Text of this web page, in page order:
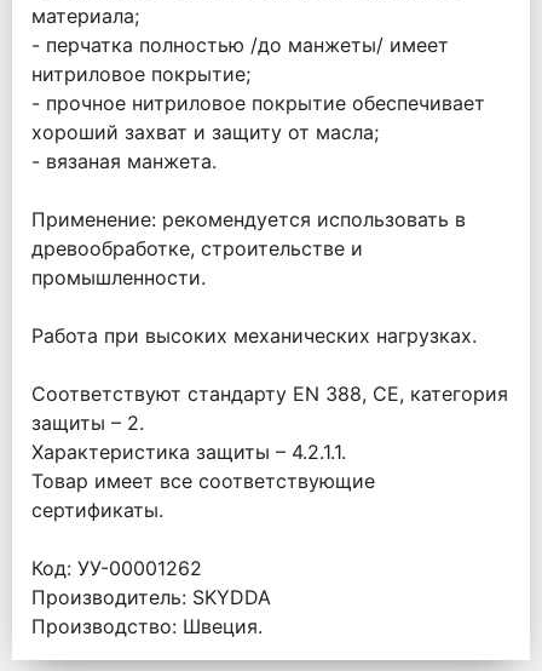
материала;
- перчатка полностью /до манжеты/ имеет
нитриловое покрытие;
- прочное нитриловое покрытие обеспечивает
хороший захват и защиту от масла;
- вязаная манжета.
Применение: рекомендуется использовать в
древообработке, строительстве и
промышленности.
Работа при высоких механических нагрузках.
Соответствуют стандарту EN 388, CE, категория
защиты – 2.
Характеристика защиты – 4.2.1.1.
Товар имеет все соответствующие
сертификаты.
Код: УУ-00001262
Производитель: SKYDDA
Производство: Швеция.